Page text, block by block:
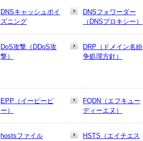
DNSキャッシュポイ
ズニング
DNSフォワーダー
（DNSプロキシー）
DoS攻撃（DDoS攻
撃）
DRP（ドメイン名紛
争処理方針）
EPP（イーピーピ
ー）
FQDN（エフキュー
ディーエヌ）
hostsファイル
HSTS（エイチエス